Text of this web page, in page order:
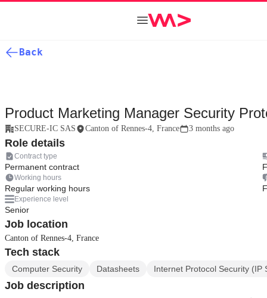
Back
Product Marketing Manager Security
SECURE-IC SAS Canton of Rennes-4, France 3 months ago
Role details
Contract type
Permanent contract
Working hours
Regular working hours
Experience level
Senior
Job location
Canton of Rennes-4, France
Tech stack
Computer Security Datasheets Internet Protocol Security (IP
Job description